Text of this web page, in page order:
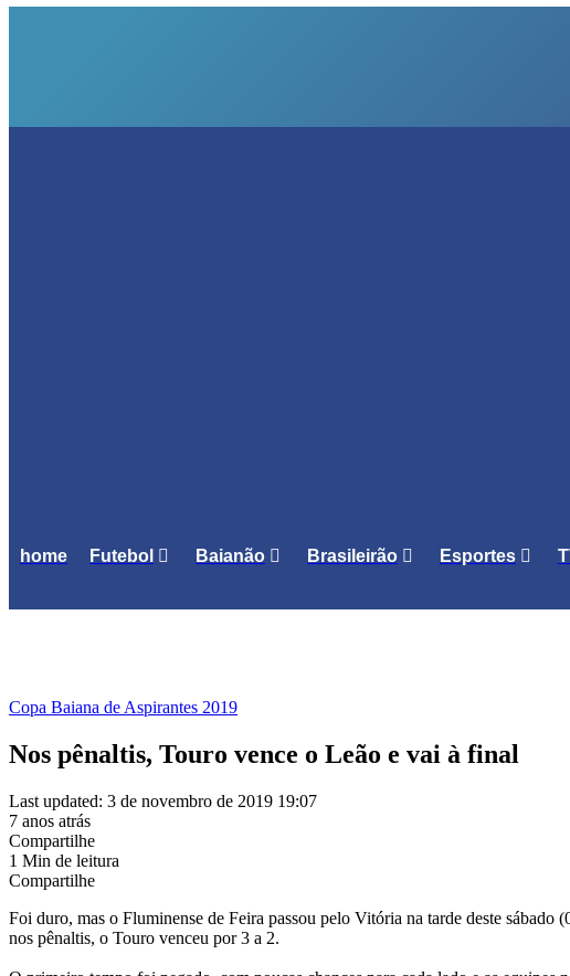
home Futebol Baianão Brasileirão Esportes
Copa Baiana de Aspirantes 2019
Nos pênaltis, Touro vence o Leão e vai à final
Last updated: 3 de novembro de 2019 19:07
7 anos atrás
Compartilhe
1 Min de leitura
Compartilhe
Foi duro, mas o Fluminense de Feira passou pelo Vitória na tarde deste
nos pênaltis, o Touro venceu por 3 a 2.